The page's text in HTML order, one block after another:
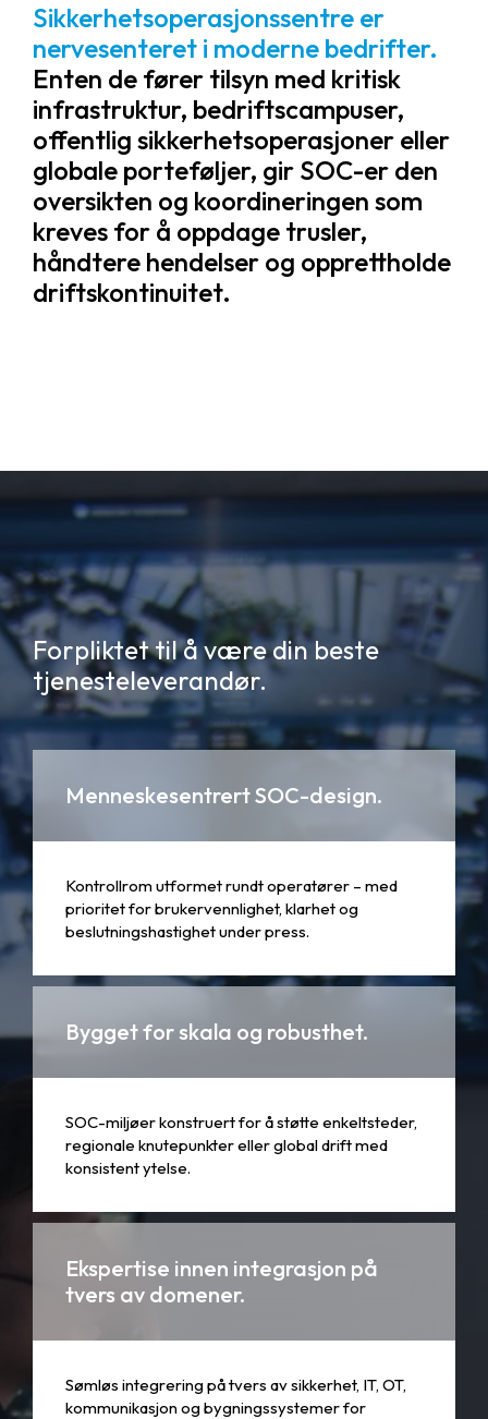
Sikkerhetsoperasjonssentre er
nervesenteret i moderne bedrifter.
Enten de fører tilsyn med kritisk
infrastruktur, bedriftscampuser,
offentlig sikkerhetsoperasjoner eller
globale porteføljer, gir SOC-er den
oversikten og koordineringen som
kreves for å oppdage trusler,
håndtere hendelser og opprettholde
driftskontinuitet.
Forpliktet til å være din beste
tjenesteleverandør.
Menneskesentrert SOC-design.
Kontrollrom utformet rundt operatører – med
prioritet for brukervennlighet, klarhet og
beslutningshastighet under press.
Bygget for skala og robusthet.
SOC-miljøer konstruert for å støtte enkeltsteder,
regionale knutepunkter eller global drift med
konsistent ytelse.
Ekspertise innen integrasjon på
tvers av domener.
Sømløs integrering på tvers av sikkerhet, IT, OT,
kommunikasjon og bygningssystemer for